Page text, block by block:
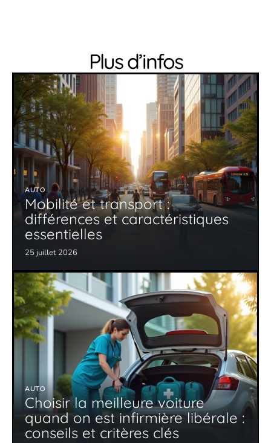
Plus d’infos
AUTO
Mobilité et transport :
différences et caractéristiques
essentielles
25 juillet 2026
AUTO
Choisir la meilleure voiture
quand on est infirmière libérale :
conseils et critères clés